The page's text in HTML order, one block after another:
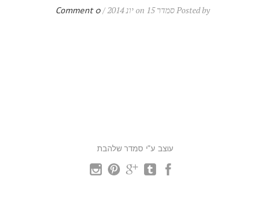
Posted by סמדר on 15 יונ 2014 / 0 Comment
עוצב ע"י סמדר שלהבת